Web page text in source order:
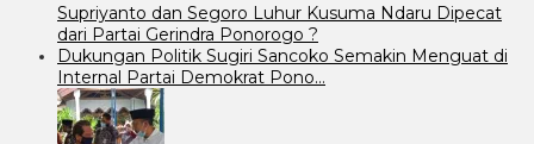
Supriyanto dan Segoro Luhur Kusuma Ndaru Dipecat
dari Partai Gerindra Ponorogo ?
Dukungan Politik Sugiri Sancoko Semakin Menguat di
Internal Partai Demokrat Pono…